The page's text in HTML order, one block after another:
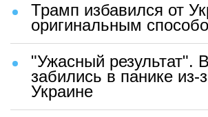
Трамп избавился от
оригинальным
"Ужасный
забились в панике из-
Украине